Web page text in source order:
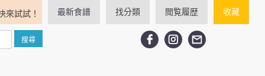
來試試！ 最新食譜 找分類 閲覧履歴 收藏